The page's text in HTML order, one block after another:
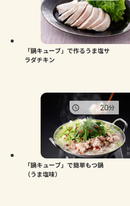
よくあるお問い合わせ
お買い物
「鍋キューブ」で作るうま塩サ
ラダチキン
「鍋キューブ」で簡単もつ鍋
（うま塩味）
20分